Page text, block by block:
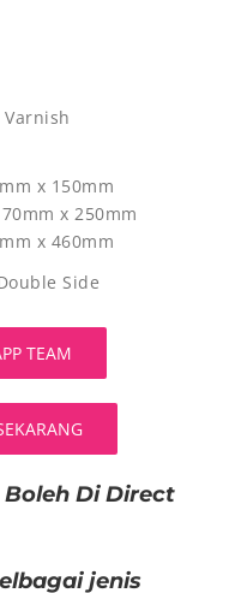
Varnish
x 150mm
x 250mm
x 460mm
Side
TEAM
Di Direct
jenis